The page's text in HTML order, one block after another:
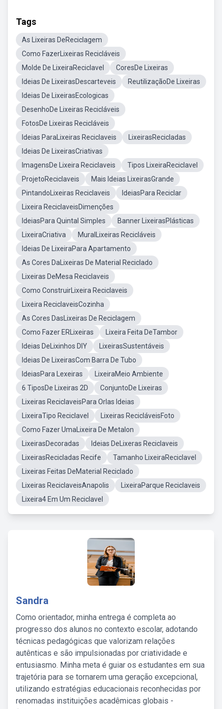
Tags
As Lixeiras DeReciclagem
Como FazerLixeiras Recicláveis
Molde De LixeiraReciclavel
CoresDe Lixeiras
Ideias De LixeirasDescarteveis
ReutilizaçãoDe Lixeiras
Ideias De LixeirasEcologicas
DesenhoDe Lixeiras Recicláveis
FotosDe Lixeiras Recicláveis
Ideias ParaLixeiras Reciclaveis
LixeirasRecicladas
Ideias De LixeirasCriativas
ImagensDe Lixeira Reciclaveis
Tipos LixeiraReciclavel
ProjetoReciclaveis
Mais Ideias LixeirasGrande
PintandoLixeiras Reciclaveis
IdeiasPara Reciclar
Lixeira ReciclaveisDimenções
IdeiasPara Quintal Simples
Banner LixeirasPlásticas
LixeiraCriativa
MuralLixeiras Recicláveis
Ideias De LixeiraPara Apartamento
As Cores DaLixeiras De Material Reciclado
Lixeiras DeMesa Reciclaveis
Como ConstruirLixeira Reciclaveis
Lixeira ReciclaveisCozinha
As Cores DasLixeiras De Reciclagem
Como Fazer ERLixeiras
Lixeira Feita DeTambor
Ideias DeLixinhos DIY
LixeirasSustentáveis
Ideias De LixeirasCom Barra De Tubo
IdeiasPara Lexeiras
LixeiraMeio Ambiente
6 TiposDe Lixeiras 2D
ConjuntoDe Lixeiras
Lixeiras ReciclaveisPara Orlas Ideias
LixeiraTipo Reciclavel
Lixeiras RecicláveisFoto
Como Fazer UmaLixeira De Metalon
LixeirasDecoradas
Ideias DeLixeras Reciclaveis
LixeirasRecicladas Recife
Tamanho LixeiraReciclavel
Lixeiras Feitas DeMaterial Reciclado
Lixeiras ReciclaveisAnapolis
LixeiraParque Reciclaveis
Lixeira4 Em Um Reciclavel
Sandra
Como orientador, minha entrega é completa ao
progresso dos alunos no contexto escolar, adotando
técnicas pedagógicas que valorizam relações
autênticas e são impulsionadas por criatividade e
entusiasmo. Minha meta é guiar os estudantes em sua
trajetória para se tornarem uma geração excepcional,
utilizando estratégias educacionais reconhecidas por
renomadas instituições acadêmicas globais -